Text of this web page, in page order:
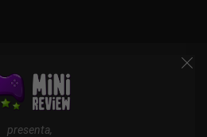
importan los gráficos anticuados, no
presenta,